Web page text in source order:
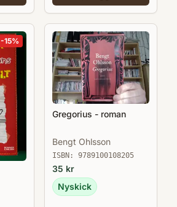
-15%
Gregorius - roman
Bengt Ohlsson
ISBN: 9789100108205
35 kr
Nyskick